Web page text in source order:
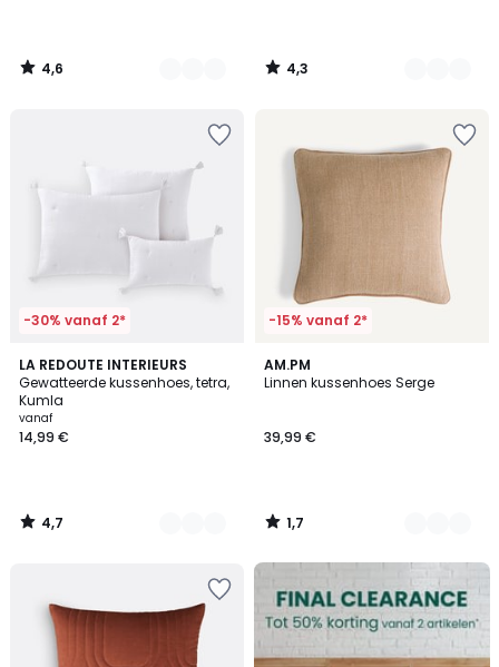
4,6
/
4,3
/
-30% vanaf 2*
LA REDOUTE INTERIEURS
Gewatteerde kussenhoes, tetra,
Kumla
vanaf
14,99 €
4,7
/ 5
10
Kleuren
4,7
/
-15% vanaf 2*
AM.PM
Linnen kussenhoes Serge
39,99 €
1,7
/
4
Kleuren
1,7
/
FINAL
CLEARANCE